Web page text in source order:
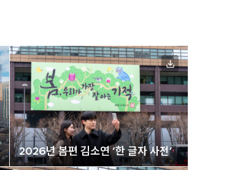
2026년 봄편 김소연 ‘한 글자 사전’